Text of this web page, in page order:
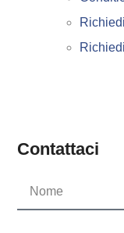
Contattaci